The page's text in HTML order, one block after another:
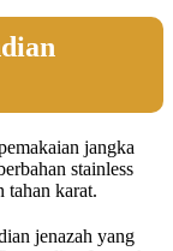
jangka
stainless
tahan karat.
jenazah yang